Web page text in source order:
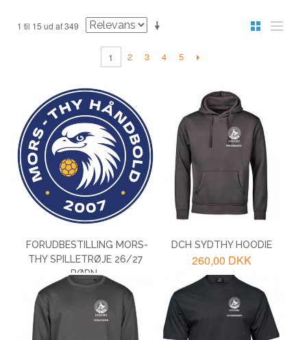
1 til 15 ud af 349
1 2 3 4 5
FORUDBESTILLING MORS-
THY SPILLETRØJE 26/27
BØRN
350,00 DKK
DCH SYDTHY HOODIE
260,00 DKK